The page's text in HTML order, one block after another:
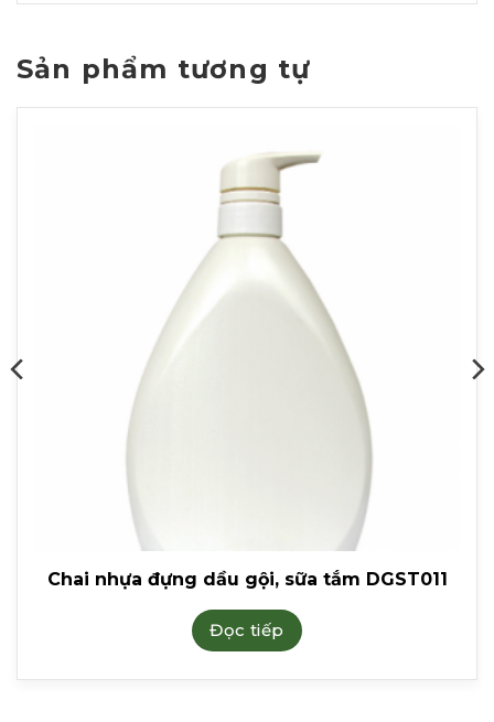
Sản phẩm tương tự
Chai nhựa đựng dầu gội, sữa tắm DGST011
Đọc tiếp